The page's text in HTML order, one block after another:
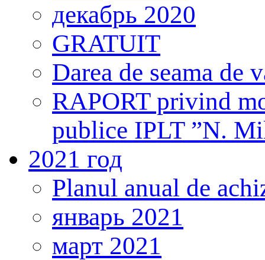
декабрь 2020
GRATUIT
Darea de seama de
RAPORT privind
publice IPLT ”N.
2021 год
Planul anual de
январь 2021
март 2021